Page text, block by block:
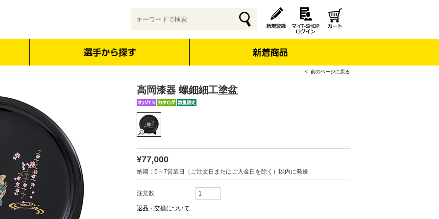
< 前のページに戻る
高岡漆器 螺鈿細工塗盆
¥77,000
納期：5～7営業日（ご注文日またはご入金日を除く）以内に発送
注文数
返品・交換について